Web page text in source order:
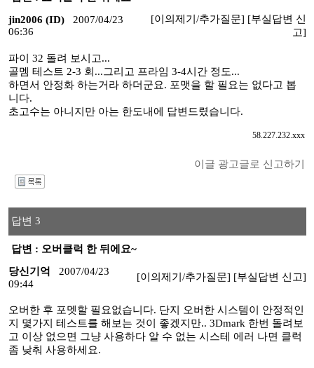
jin2006 (ID)
2007/04/23
06:36
[이의제기/추가질문] [부실답변 신
고]
파이 32 돌려 보시고...
골멤 테스트 2-3 회...그리고 프라임 3-4시간 정도...
하면서 안정화 하는거라 하더군요. 포맷을 할 필요는 없다고 봅
니다.
초고수는 아니지만 아는 한도내에 답변드렸습니다.
58.227.232.xxx
이글 광고글로 신고하기
답변 3
답변 : 오버클럭 한 뒤에요~
당신기억
2007/04/23
09:44
[이의제기/추가질문] [부실답변 신고]
오버한 후 포멧할 필요없습니다. 단지 오버한 시스템이 안정적인
지 몇가지 테스트를 해보는 것이 좋겠지만.. 3Dmark 한번 돌려보
고 이상 없으면 그냥 사용하다 알 수 없는 시스테 에러 나면 클럭
좀 낮춰 사용하세요.